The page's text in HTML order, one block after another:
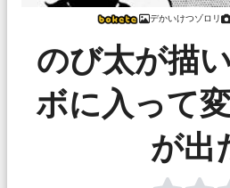
デかいけつゾロリ
のび太が描
ボに入って
が出